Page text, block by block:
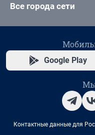
Все города сети
Google Play
Мы
Контактные данные для